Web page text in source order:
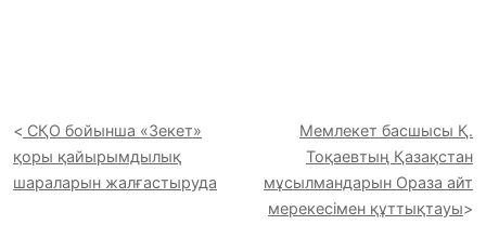
СҚО бойынша «Зекет»
қоры қайырымдылық
шараларын жалғастыруда
Мемлекет басшысы Қ.
Тоқаевтың Қазақстан
мұсылмандарын Ораза айт
мерекесімен құттықтауы